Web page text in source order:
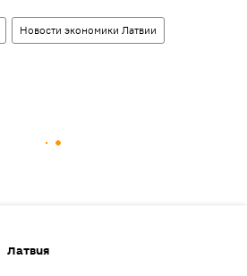
Новости экономики Латвии
Латвия